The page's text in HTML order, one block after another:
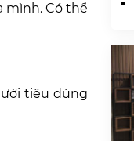
mình. Có thể
tiêu dùng